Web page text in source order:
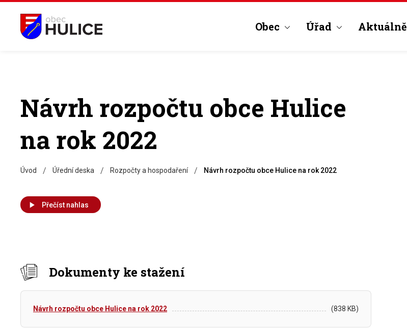
Obec Úřad Aktuálně
Návrh rozpočtu obce Hulice
na rok 2022
Úvod / Úřední deska / Rozpočty a hospodaření / Návrh rozpočtu obce Hulice na rok 2022
Přečíst nahlas
Dokumenty ke stažení
Návrh rozpočtu obce Hulice na rok 2022 (838 KB)